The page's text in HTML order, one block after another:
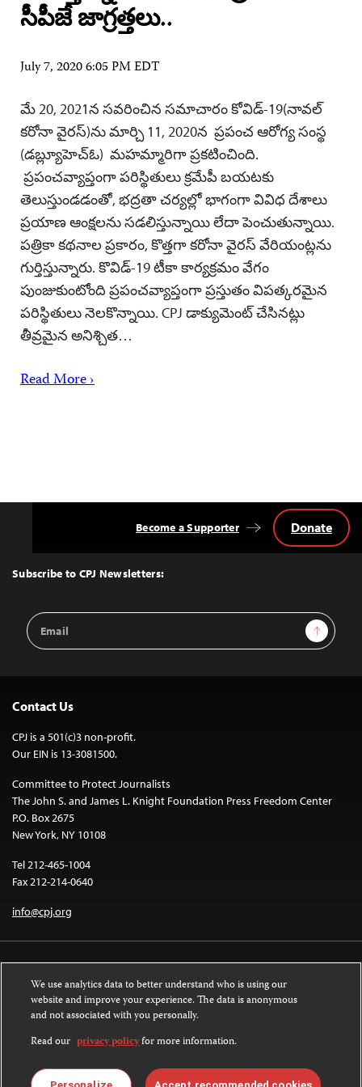
సీపీజే జాగ్రత్తలు..
July 7, 2020 6:05 PM EDT
మే 20, 2021న సవరించిన సమాచారం కోవిడ్-19(నావల్
కరోనా వైరస్)ను మార్చి 11, 2020న ప్రపంచ ఆరోగ్య సంస్థ
(డబ్ల్యూహెచ్ఓ) మహమ్మారిగా ప్రకటించింది.
ప్రపంచవ్యాప్తంగా పరిస్థితులు క్రమేపీ బయటకు
తెలుస్తుండడంతో, భద్రతా చర్యల్లో భాగంగా వివిధ దేశాలు
ప్రయాణ ఆంక్షలను సడలిస్తున్నాయి లేదా పెంచుతున్నాయి.
పత్రికా కథనాల ప్రకారం, కొత్తగా కరోనా వైరస్ వేరియంట్లను
గుర్తిస్తున్నారు. కొవిడ్-19 టీకా కార్యక్రమం వేగం
పుంజుకుంటోంది ప్రపంచవ్యాప్తంగా ప్రస్తుతం విపత్కరమైన
పరిస్థితులు నెలకొన్నాయి. CPJ డాక్యుమెంట్ చేసినట్లు
తీవ్రమైన అనిశ్చిత…
Read More ›
Top
Subscribe to CPJ Newsletters:
Email
Address
Sign Up
Become a Supporter Donate
Contact Us
CPJ is a 501(c)3 non-profit.
Our EIN is 13-3081500.
Committee to Protect Journalists
The John S. and James L. Knight Foundation Press Freedom Center
P.O. Box 2675
New York, NY 10108
Tel 212-465-1004
Fax 212-214-0640
info@cpj.org
Except where noted, text on this website is licensed under a
License.
Images and other media are not covered by the Creative Commons license.
We use analytics data to better understand who is using our
website and improve your experience. The data is anonymous
and not associated with you personally.
Read our privacy policyfor more information.